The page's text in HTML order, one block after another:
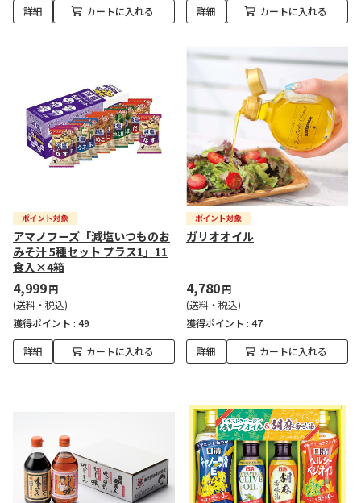
詳細 カートに入れる 詳細 カートに入れる
アマノフーズ「減塩いつものお
みそ汁 5種セット プラス1」11
食入×4箱
4,999円
(送料・税込)
獲得ポイント : 49
詳細 カートに入れる
ガリオオイル
4,780円
(送料・税込)
獲得ポイント : 47
詳細 カートに入れる